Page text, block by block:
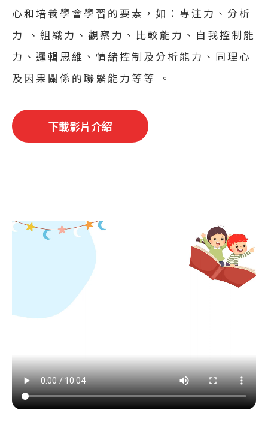
心和培養學會學習的要素，如：專注力、分析
力 、組織力、觀察力、比較能力、自我控制能
力、邏輯思維、情緒控制及分析能力、同理心
及因果關係的聯繫能力等等 。
下載影片介紹